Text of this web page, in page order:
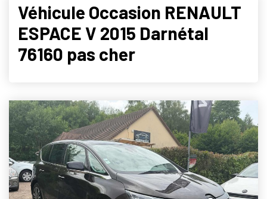
Véhicule Occasion RENAULT
ESPACE V 2015 Darnétal
76160 pas cher